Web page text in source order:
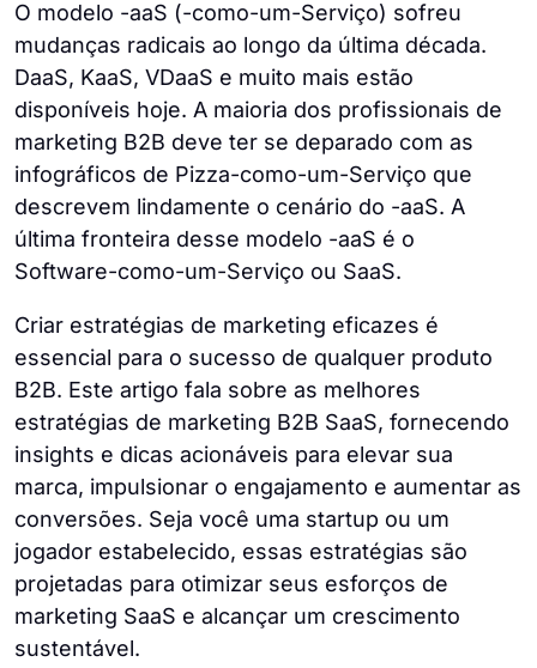
O modelo -aaS (-como-um-Serviço) sofreu
mudanças radicais ao longo da última década.
DaaS, KaaS, VDaaS e muito mais estão
disponíveis hoje. A maioria dos profissionais de
marketing B2B deve ter se deparado com as
infográficos de Pizza-como-um-Serviço que
descrevem lindamente o cenário do -aaS. A
última fronteira desse modelo -aaS é o
Software-como-um-Serviço ou SaaS.
Criar estratégias de marketing eficazes é
essencial para o sucesso de qualquer produto
B2B. Este artigo fala sobre as melhores
estratégias de marketing B2B SaaS, fornecendo
insights e dicas acionáveis ​​para elevar sua
marca, impulsionar o engajamento e aumentar as
conversões. Seja você uma startup ou um
jogador estabelecido, essas estratégias são
projetadas para otimizar seus esforços de
marketing SaaS e alcançar um crescimento
sustentável.